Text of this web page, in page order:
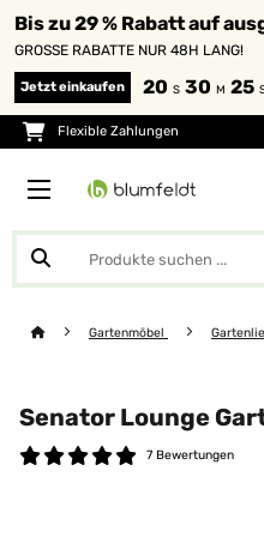
Bis zu 29 % Rabatt auf
GROSSE RABATTE NUR 48H LANG!
Jetzt einkaufen 20 S 30 M 25
Flexible Zahlungen
Gartenmöbel
Senator Lounge
7 Bewertungen